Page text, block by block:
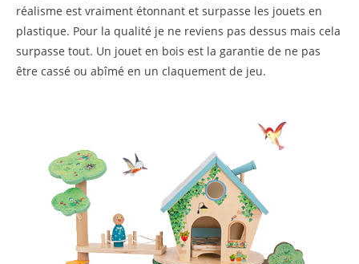
réalisme est vraiment étonnant et surpasse les jouets en
plastique. Pour la qualité je ne reviens pas dessus mais cela
surpasse tout. Un jouet en bois est la garantie de ne pas
être cassé ou abîmé en un claquement de jeu.